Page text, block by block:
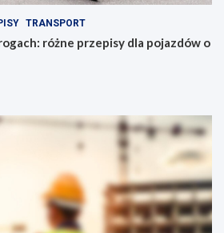
TRANSPORT
różne przepisy dla pojazdów o